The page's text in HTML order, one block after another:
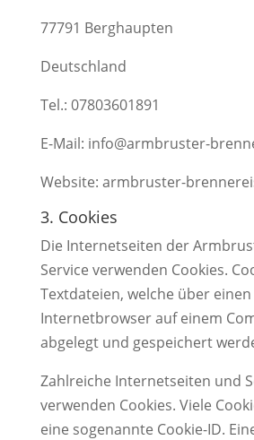
77791 Berghaupten
Deutschland
Tel.: 07803601891
E-Mail: info@armbruster-
Website: armbruster-
3. Cookies
Die Internetseiten der
Service verwenden Cookies.
Textdateien, welche über einen
Internetbrowser auf einem
abgelegt und gespeichert
Zahlreiche Internetseiten und
verwenden Cookies. Viele
eine sogenannte Cookie-ID.